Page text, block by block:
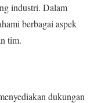
industri. Dalam
berbagai aspek
tim.
dukungan